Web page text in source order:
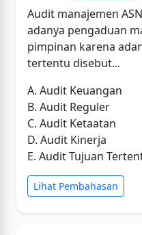
Audit manajemen
adanya pengaduan
pimpinan karena
tertentu disebut...
A. Audit Keuangan
B. Audit Reguler
C. Audit Ketaatan
D. Audit Kinerja
E. Audit Tujuan
Lihat Pembahasan